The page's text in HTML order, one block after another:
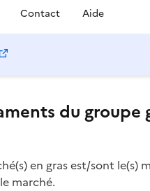
Contact Aide
du groupe
en gras est/sont
marché.